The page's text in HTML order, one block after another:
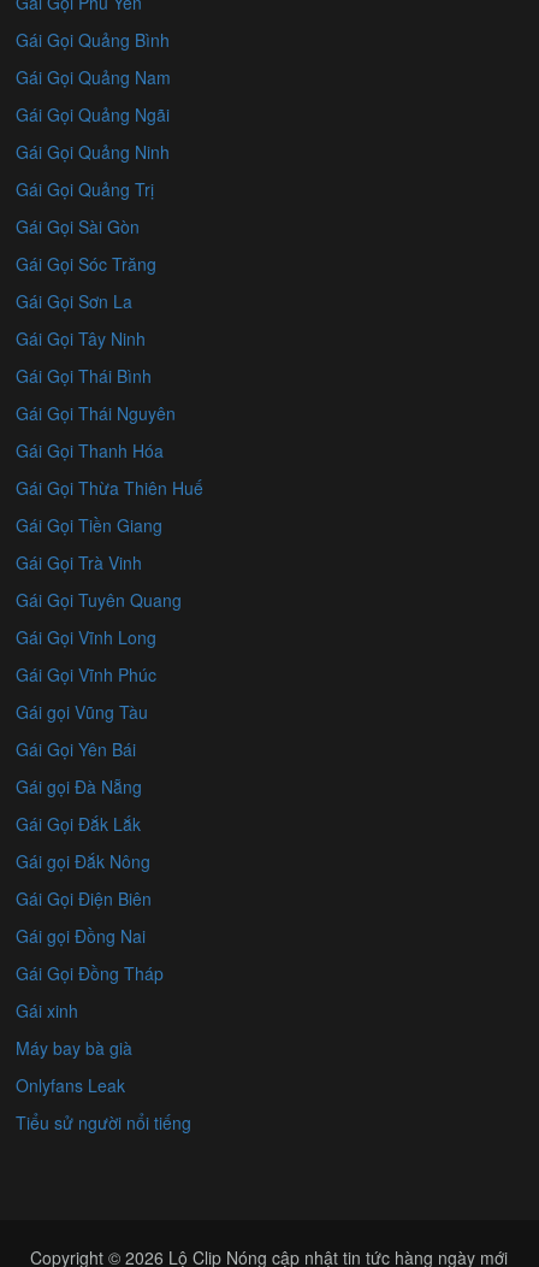
Gái Gọi Quảng Bình
Gái Gọi Quảng Nam
Gái Gọi Quảng Ngãi
Gái Gọi Quảng Ninh
Gái Gọi Quảng Trị
Gái Gọi Sài Gòn
Gái Gọi Sóc Trăng
Gái Gọi Sơn La
Gái Gọi Tây Ninh
Gái Gọi Thái Bình
Gái Gọi Thái Nguyên
Gái Gọi Thanh Hóa
Gái Gọi Thừa Thiên Huế
Gái Gọi Tiền Giang
Gái Gọi Trà Vinh
Gái Gọi Tuyên Quang
Gái Gọi Vĩnh Long
Gái Gọi Vĩnh Phúc
Gái gọi Vũng Tàu
Gái Gọi Yên Bái
Gái gọi Đà Nẵng
Gái Gọi Đắk Lắk
Gái gọi Đắk Nông
Gái Gọi Điện Biên
Gái gọi Đồng Nai
Gái Gọi Đồng Tháp
Gái xinh
Máy bay bà già
Onlyfans Leak
Tiểu sử người nổi tiếng
Copyright © 2026 Lộ Clip Nóng cập nhật tin tức hàng ngày mới